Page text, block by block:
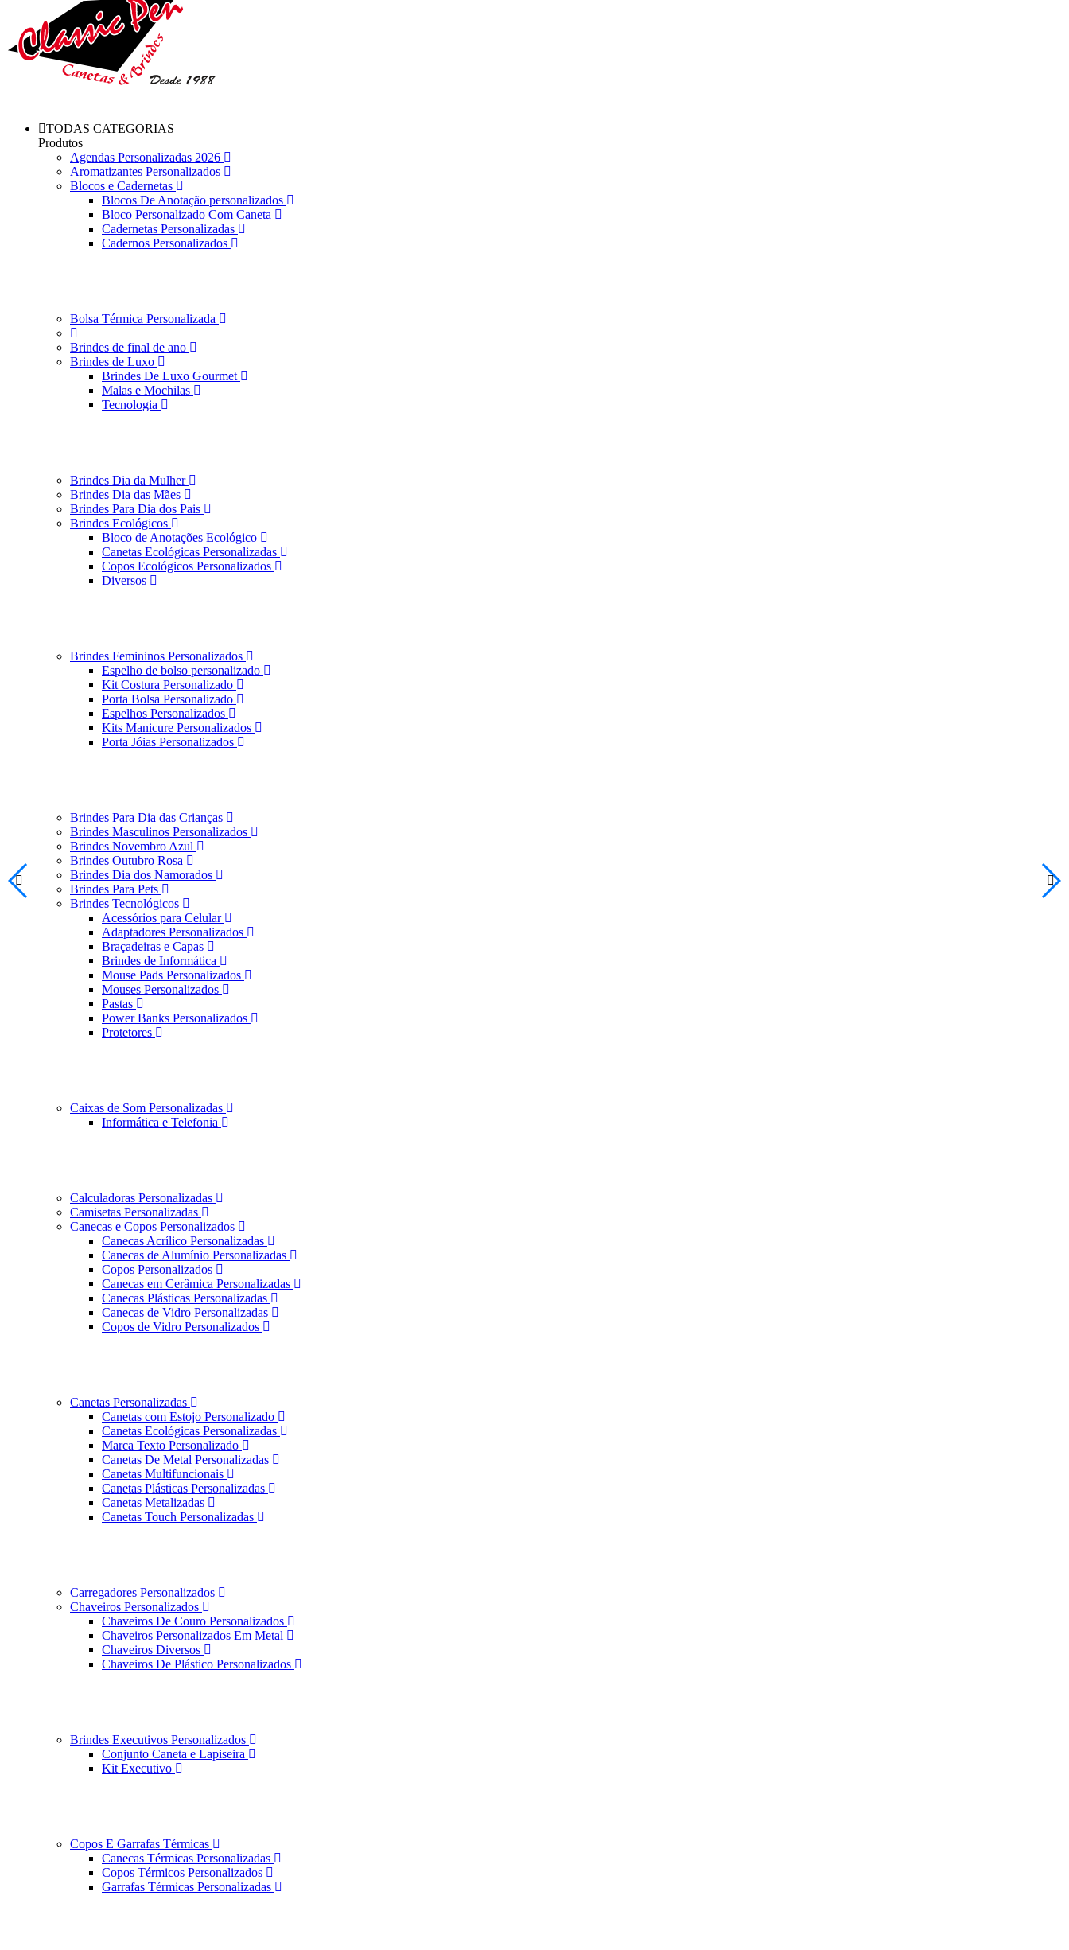
TODAS CATEGORIAS
Produtos
Agendas Personalizadas 2026
Aromatizantes Personalizados
Blocos e Cadernetas
Blocos De Anotação personalizados
Bloco Personalizado Com Caneta
Cadernetas Personalizadas
Cadernos Personalizados
Bolsa Térmica Personalizada
Brindes de final de ano
Brindes de Luxo
Brindes De Luxo Gourmet
Malas e Mochilas
Tecnologia
Brindes Dia da Mulher
Brindes Dia das Mães
Brindes Para Dia dos Pais
Brindes Ecológicos
Bloco de Anotações Ecológico
Canetas Ecológicas Personalizadas
Copos Ecológicos Personalizados
Diversos
Brindes Femininos Personalizados
Espelho de bolso personalizado
Kit Costura Personalizado
Porta Bolsa Personalizado
Espelhos Personalizados
Kits Manicure Personalizados
Porta Jóias Personalizados
Brindes Para Dia das Crianças
Brindes Masculinos Personalizados
Brindes Novembro Azul
Brindes Outubro Rosa
Brindes Dia dos Namorados
Brindes Para Pets
Brindes Tecnológicos
Acessórios para Celular
Adaptadores Personalizados
Braçadeiras e Capas
Brindes de Informática
Mouse Pads Personalizados
Mouses Personalizados
Pastas
Power Banks Personalizados
Protetores
Caixas de Som Personalizadas
Informática e Telefonia
Calculadoras Personalizadas
Camisetas Personalizadas
Canecas e Copos Personalizados
Canecas Acrílico Personalizadas
Canecas de Alumínio Personalizadas
Copos Personalizados
Canecas em Cerâmica Personalizadas
Canecas Plásticas Personalizadas
Canecas de Vidro Personalizadas
Copos de Vidro Personalizados
Canetas Personalizadas
Canetas com Estojo Personalizado
Canetas Ecológicas Personalizadas
Marca Texto Personalizado
Canetas De Metal Personalizadas
Canetas Multifuncionais
Canetas Plásticas Personalizadas
Canetas Metalizadas
Canetas Touch Personalizadas
Carregadores Personalizados
Chaveiros Personalizados
Chaveiros De Couro Personalizados
Chaveiros Personalizados Em Metal
Chaveiros Diversos
Chaveiros De Plástico Personalizados
Brindes Executivos Personalizados
Conjunto Caneta e Lapiseira
Kit Executivo
Copos E Garrafas Térmicas
Canecas Térmicas Personalizadas
Copos Térmicos Personalizados
Garrafas Térmicas Personalizadas